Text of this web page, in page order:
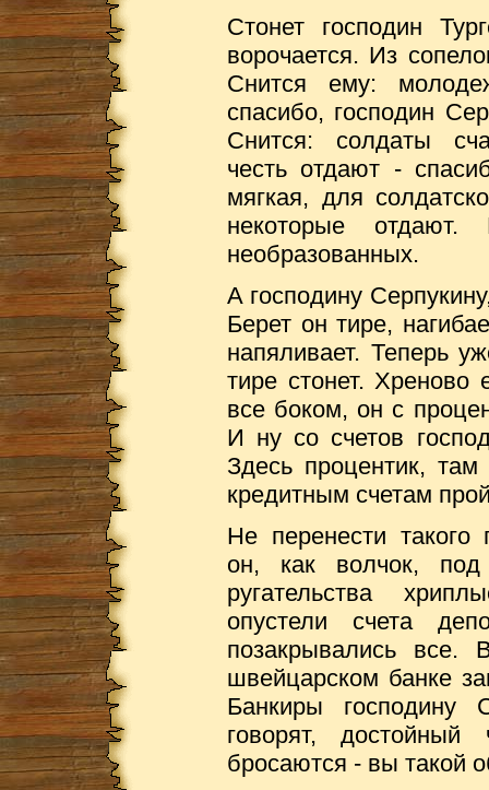
Стонет господин
ворочается. Из
Снится ему:
спасибо, господин
Снится: солдаты
честь отдают -
мягкая, для
некоторые
необразованных.
А господину
Берет он тире,
напяливает. Теперь
тире стонет. Хреново
все боком, он с
И ну со счетов
Здесь процентик,
кредитным счетам
Не перенести такого
он, как волчок,
ругательства
опустели счета
позакрывались все.
швейцарском банке
Банкиры
говорят,
бросаются - вы такой